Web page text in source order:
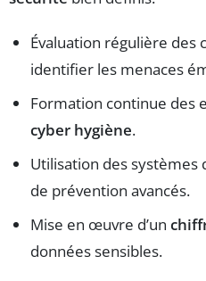
Évaluation régulière des
identifier les menaces
Formation continue des
cyber hygiène.
Utilisation des systèmes
de prévention avancés.
Mise en œuvre d’un
données sensibles.